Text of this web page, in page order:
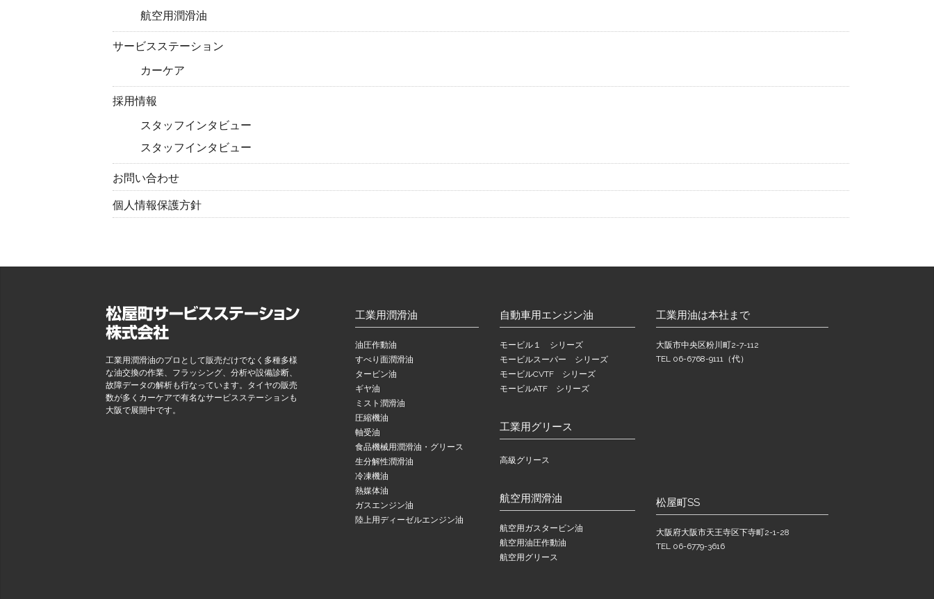
航空用潤滑油
サービスステーション
カーケア
採用情報
スタッフインタビュー
スタッフインタビュー
お問い合わせ
個人情報保護方針
工業用潤滑油のプロとして販売だけでなく多種多様
な油交換の作業、フラッシング、分析や設備診断、
故障データの解析も行なっています。タイヤの販売
数が多くカーケアで有名なサービスステーションも
大阪で展開中です。
工業用潤滑油
油圧作動油
すべり面潤滑油
タービン油
ギヤ油
ミスト潤滑油
圧縮機油
軸受油
食品機械用潤滑油・グリース
生分解性潤滑油
冷凍機油
熱媒体油
ガスエンジン油
陸上用ディーゼルエンジン油
自動車用エンジン油
モービル１ シリーズ
モービルスーパー シリーズ
モービルCVTF シリーズ
モービルATF シリーズ
工業用グリース
高級グリース
航空用潤滑油
航空用ガスタービン油
航空用油圧作動油
航空用グリース
工業用油は本社まで
大阪市中央区粉川町2-7-112
TEL 06-6768-9111（代）
松屋町SS
大阪府大阪市天王寺区下寺町2-1-28
TEL 06-6779-3616